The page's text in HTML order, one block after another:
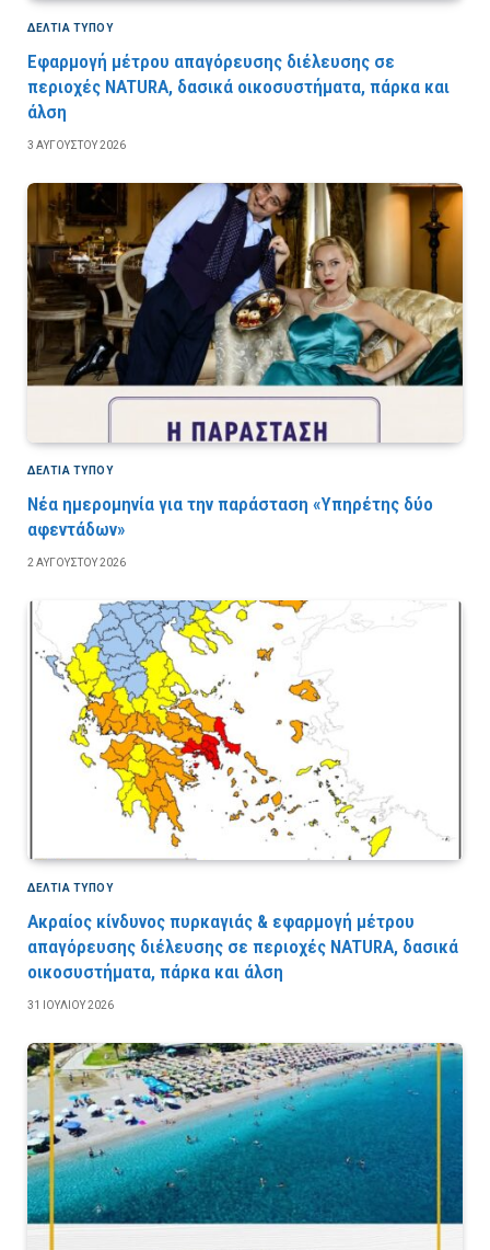
ΔΕΛΤΙΑ ΤΥΠΟΥ
Εφαρμογή μέτρου απαγόρευσης διέλευσης σε
περιοχές NATURA, δασικά οικοσυστήματα, πάρκα και
άλση
3 ΑΥΓΟΎΣΤΟΥ 2026
ΔΕΛΤΙΑ ΤΥΠΟΥ
Νέα ημερομηνία για την παράσταση «Υπηρέτης δύο
αφεντάδων»
2 ΑΥΓΟΎΣΤΟΥ 2026
ΔΕΛΤΙΑ ΤΥΠΟΥ
Ακραίος κίνδυνος πυρκαγιάς & εφαρμογή μέτρου
απαγόρευσης διέλευσης σε περιοχές NATURA, δασικά
οικοσυστήματα, πάρκα και άλση
31 ΙΟΥΛΊΟΥ 2026